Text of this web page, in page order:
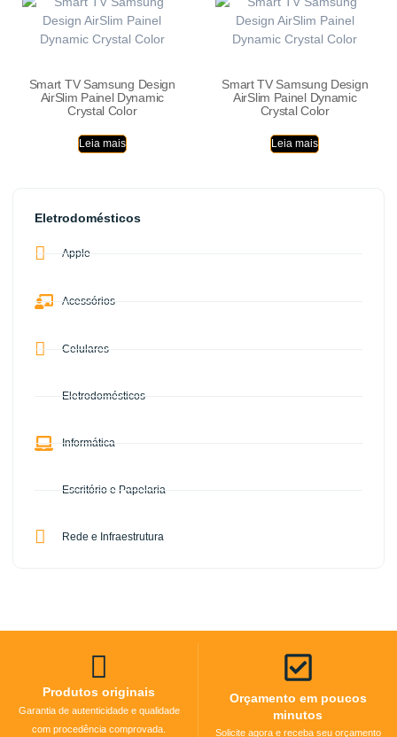
Eletrodomésticos
Apple
Acessórios
Celulares
Eletrodomésticos
Informática
Escritório e Papelaria
Rede e Infraestrutura
Smart TV Samsung Design
AirSlim Painel Dynamic
Crystal Color
Leia mais
Smart TV Samsung Design
AirSlim Painel Dynamic
Crystal Color
Leia mais
Produtos originais
Garantia de autenticidade e qualidade
com procedência comprovada.
Orçamento em poucos
minutos
Solicite agora e receba seu orçamento